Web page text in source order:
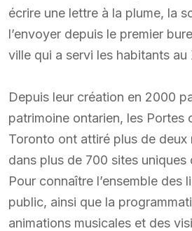
écrire une lettre à la plume, la
l’envoyer depuis le premier
ville qui a servi les habitants au
Depuis leur création en 2000
patrimoine ontarien, les Portes
Toronto ont attiré plus de deux
dans plus de 700 sites uniques
Pour connaître l’ensemble des
public, ainsi que la
animations musicales et des